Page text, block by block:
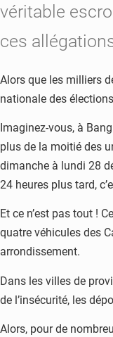
véritable
ces
Alors que les milliers
nationale des
Imaginez-vous, à
plus de la moitié des
dimanche à lundi 28
24 heures plus tard,
Et ce n’est pas tout !
quatre véhicules des
arrondissement.
Dans les villes de
de l’insécurité, les
Alors, pour de